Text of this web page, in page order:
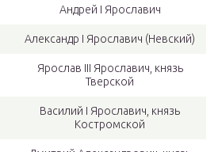
Андрей I Ярославич
Александр I Ярославич (Невский)
Ярослав III Ярославич, князь
Тверской
Василий I Ярославич, князь
Костромской